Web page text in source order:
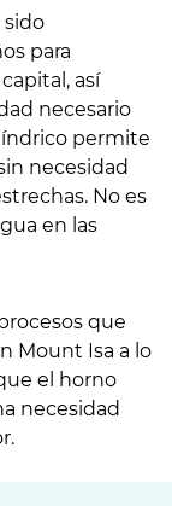
sido
para
así
necesario
permite
necesidad
No es
en las
que
Mount Isa a lo
el horno
necesidad